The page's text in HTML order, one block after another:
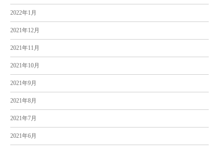
2022年1月
2021年12月
2021年11月
2021年10月
2021年9月
2021年8月
2021年7月
2021年6月